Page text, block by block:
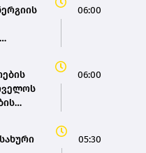
06:00
06:00
05:30